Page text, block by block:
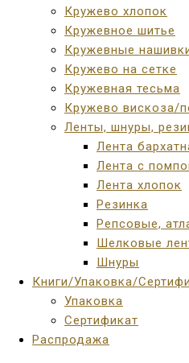
Кружево хлопок
Кружевное шитье
Кружевные
Кружево на сетке
Кружевная тесьма
Кружево вискоза/
Ленты, шнуры,
Лента
Лента с
Лента хлопок
Резинка
Репсовые,
Шелковые
Шнуры
Книги/Упаковка/
Упаковка
Сертификат
Распродажа